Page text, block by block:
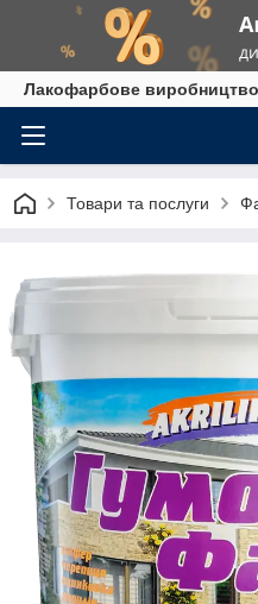
Лакофарбове
Товари та послуги